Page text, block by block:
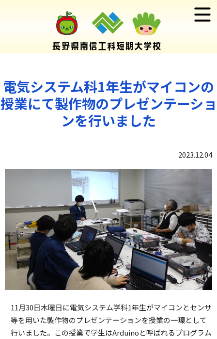
電気システム科1年生がマイコンの
授業にて製作物のプレゼンテーショ
ンを行いました
2023.12.04
11月30日木曜日に電気システム学科1年生がマイコンとセンサ
等を用いた製作物のプレゼンテーションを授業の一環として
行いました。この授業で学生はArduinoと呼ばれるプログラム